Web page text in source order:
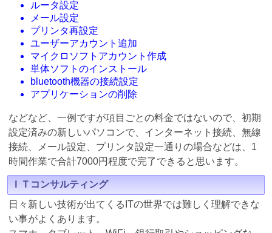
ルータ設定
メール設定
プリンタ再設定
ユーザーアカウント追加
マイクロソフトアカウント作成
単体ソフトのインストール
bluetooth機器の接続設定
アプリケーションの削除
などなど、一例ですが項目ごとの料金ではないので、初期
設定済みの新しいパソコンで、インターネット接続、無線
接続、メール設定、プリンタ設定一通りの場合などは、1
時間作業で合計7000円程度で完了できると思います。
ＩＴコンサルティング
日々新しい技術が出てくるITの世界では難しく理解できな
い事がよくあります。